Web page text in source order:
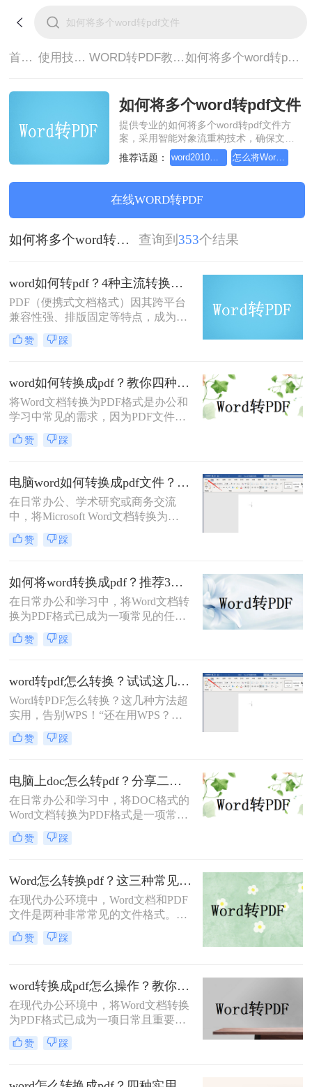
首页> 使用技巧> WORD转PDF教程> 如何将多个word转pdf文件
如何将多个word转pdf文件
提供专业的如何将多个word转pdf文件方
案，采用智能对象流重构技术，确保文档
1:1高保真还原且排版不乱码。支持一键批
量处理，全链路 SSL 加密保障隐私安全。
无需安装，高效办公。
推荐话题： word2010转pdf，分享一种简单的方法 怎么将Word转pdf格式，分享一种简单的方法
在线WORD转PDF
如何将多个word转pdf文件 查询到 353个结果
word如何转pdf？4种主流转换方法详解！
PDF（便携式文档格式）因其跨平台
兼容性强、排版固定等特点，成为文
档分享和打印的首选格式。那么word
如何转pdf呢？本文将详细介绍Word
转换任务。
赞 踩
word如何转换成pdf？教你四种常用方法！
将Word文档转换为PDF格式是办公和
学习中常见的需求，因为PDF文件具
有跨平台兼容性、良好的排版稳定性
和安全性。那么word如何转换成pdf
及其优缺点分析。
赞 踩
电脑word如何转换成pdf文件？揭秘4大高效方法，轻松搞定所有场景！
在日常办公、学术研究或商务交流
中，将Microsoft Word文档转换为
PDF（Portable Document Format，便
携式文档格式）已成为一项不可或缺
一致性、出色的安全性以及固定的排
版布局，赢得了全球用户的信赖。无
论是提交论文报告、发送商业合同，
还是分享个人简历，PDF都能确保接
收方看到的内容与您精心设计的完全
一致。那么电脑word如何转换成pdf文
赞 踩
如何将word转换成pdf？推荐3种方法轻松转换！
在日常办公和学习中，将Word文档转
换为PDF格式已成为一项常见的任
务。PDF格式具有跨平台兼容性、格
式稳定性和安全性等优点，使得它在
著优势。那么如何将word转换成pdf
呢？本文将介绍三种将Word转换成
PDF的方法。
赞 踩
word转pdf怎么转换？试试这几种方法超实用！
Word转PDF怎么转换？这几种方法超
实用，告别WPS！“还在用WPS？这
些Word转PDF方法让你效率翻倍，安
全又精准！”作为一名从事电脑办公
场朋友问到一个问题：Word转PDF怎
么转换才能既高效又可靠？尤其是在
处理重要报告、合同或技术文档时，
大家总担心格式错乱、操作繁琐或数
据泄露。今天，小编就结合多年经
验，分享几种常用方法（排除
赞 踩
电脑上doc怎么转pdf？分享二个高效转换方法！
在日常办公和学习中，将DOC格式的
Word文档转换为PDF格式是一项常见
的需求。PDF格式因其跨平台兼容
性、格式稳定性和安全性而备受青
文将介绍两种将DOC转换为PDF的方
法。
赞 踩
Word怎么转换pdf？这三种常见转换方法尝试下！
在现代办公环境中，Word文档和PDF
文件是两种非常常见的文件格式。
Word文档因其编辑灵活而广受欢迎，
而PDF文件则因为其跨平台的兼容性
见需求。那么Word怎么转换pdf呢？
本文将介绍三种常用的Word转PDF的
方法。
赞 踩
word转换成pdf怎么操作？教你五种转换方法！
在现代办公环境中，将Word文档转换
为PDF格式已成为一项日常且重要的
操作。PDF格式不仅具有高度的兼容
性和稳定性，能够确保文档在不同设
局，还方便分享、分发，并能有效防
赞 踩